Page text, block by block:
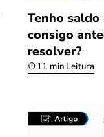
Tenho saldo
consigo
resolver?
11 min Leitura